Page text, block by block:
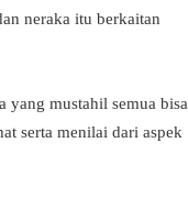
neraka itu berkaitan
yang mustahil semua bisa
serta menilai dari aspek